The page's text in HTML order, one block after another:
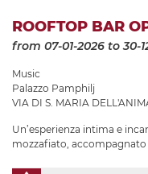
ROOFTOP BAR
from 07-01-2026 to 30-
Music
Palazzo Pamphilj
VIA DI S. MARIA
Un’esperienza intima e
mozzafiato, accompagnato